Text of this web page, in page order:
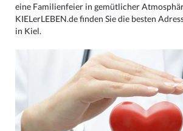
eine Familienfeier in gemütlicher
KIELerLEBEN.de finden Sie die besten
in Kiel.